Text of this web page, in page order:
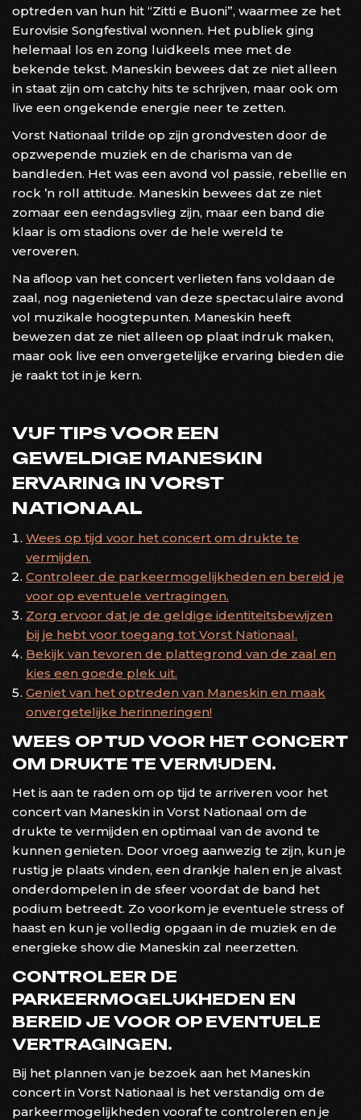
optreden van hun hit “Zitti e Buoni”, waarmee ze het
Eurovisie Songfestival wonnen. Het publiek ging
helemaal los en zong luidkeels mee met de
bekende tekst. Maneskin bewees dat ze niet alleen
in staat zijn om catchy hits te schrijven, maar ook om
live een ongekende energie neer te zetten.
Vorst Nationaal trilde op zijn grondvesten door de
opzwepende muziek en de charisma van de
bandleden. Het was een avond vol passie, rebellie en
rock ’n roll attitude. Maneskin bewees dat ze niet
zomaar een eendagsvlieg zijn, maar een band die
klaar is om stadions over de hele wereld te
veroveren.
Na afloop van het concert verlieten fans voldaan de
zaal, nog nagenietend van deze spectaculaire avond
vol muzikale hoogtepunten. Maneskin heeft
bewezen dat ze niet alleen op plaat indruk maken,
maar ook live een onvergetelijke ervaring bieden die
je raakt tot in je kern.
VIJF TIPS VOOR EEN
GEWELDIGE MANESKIN
ERVARING IN VORST
NATIONAAL
Wees op tijd voor het concert om drukte te
vermijden.
Controleer de parkeermogelijkheden en bereid je
voor op eventuele vertragingen.
Zorg ervoor dat je de geldige identiteitsbewijzen
bij je hebt voor toegang tot Vorst Nationaal.
Bekijk van tevoren de plattegrond van de zaal en
kies een goede plek uit.
Geniet van het optreden van Maneskin en maak
onvergetelijke herinneringen!
WEES OP TIJD VOOR HET CONCERT
OM DRUKTE TE VERMIJDEN.
Het is aan te raden om op tijd te arriveren voor het
concert van Maneskin in Vorst Nationaal om de
drukte te vermijden en optimaal van de avond te
kunnen genieten. Door vroeg aanwezig te zijn, kun je
rustig je plaats vinden, een drankje halen en je alvast
onderdompelen in de sfeer voordat de band het
podium betreedt. Zo voorkom je eventuele stress of
haast en kun je volledig opgaan in de muziek en de
energieke show die Maneskin zal neerzetten.
CONTROLEER DE
PARKEERMOGELIJKHEDEN EN
BEREID JE VOOR OP EVENTUELE
VERTRAGINGEN.
Bij het plannen van je bezoek aan het Maneskin
concert in Vorst Nationaal is het verstandig om de
parkeermogelijkheden vooraf te controleren en je